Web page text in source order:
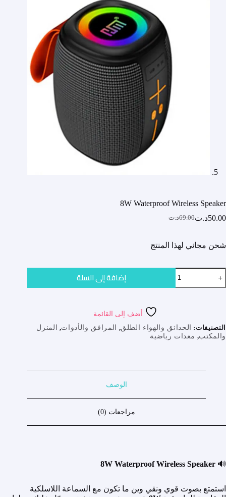
8W Waterproof Wireless Speaker
69.00د.تالسعر
هو:
69.00د.ت.
50.00د.تالسعر
هو:
50.00د.ت.
شحن مجاني لهذا المنتج
كمية
8W
Waterproof
إضافة إلى السلة
أضف إلى القائمة
التصنيفات: الحدائق والهواء الطلق, المرافق والأدوات, المنزل
والمكتب, معدات رياضية
الوصف
مراجعات (0)
🔊
8W Waterproof Wireless Speaker
استمتع بصوت قوي ونقي وين ما تكون مع السماعة اللاسلكية